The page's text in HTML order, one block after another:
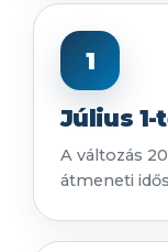
1
Július
A változás
átmeneti